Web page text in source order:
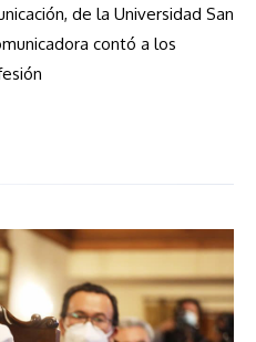
de la Universidad San
contó a los